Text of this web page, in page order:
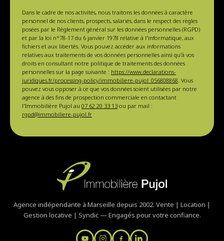
Dans le cadre de nos activités, nous traitons les données à caractère
personnel de nos clients, prospects, salariés, dans le respect des règles
posées par le Règlement général sur les données personnelles (RGPD)
et par la loi n°78-17 du 6 janvier 1978 relative à l'informatique, aux
fichiers et aux libertés. Vous pouvez accéder aux informations
relatives aux traitements de vos données personnelles ainsi qu'à vos
droits en consultant notre politique de traitements des données
personnelles sur la page suivante : https://www.declarations-
juridiques.fr/processing-policy/immobiliere-pujol_056808868. Vous
pouvez vous opposer à ce que vos données soient utilisées par notre
agence à des fins de prospection commerciale en contactant
l'Immobilière Pujol au 07 62 20 33 13 ou par mail :
rgpd@immobiliere-pujol.fr
Agence indépendante à Marseille depuis 2002. Vente | Location |
Gestion locative | Syndic — Engagés pour votre confiance.